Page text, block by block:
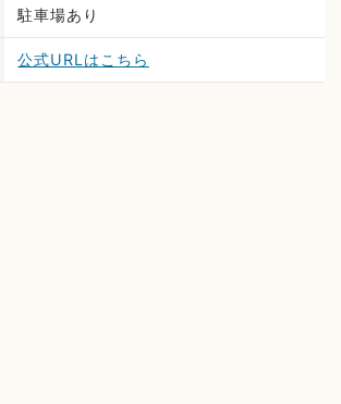
駐車場あり
公式URLはこちら